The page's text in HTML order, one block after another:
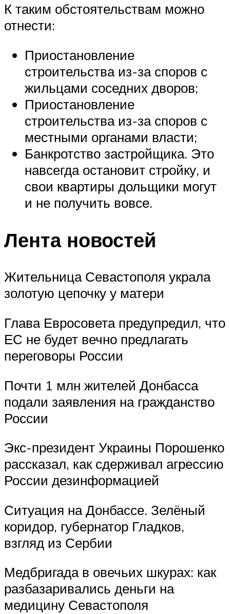
К таким обстоятельствам можно
отнести:
Приостановление
строительства из-за споров с
жильцами соседних дворов;
Приостановление
строительства из-за споров с
местными органами власти;
Банкротство застройщика. Это
навсегда остановит стройку, и
свои квартиры дольщики могут
и не получить вовсе.
Лента новостей
Жительница Севастополя украла
золотую цепочку у матери
Глава Евросовета предупредил, что
ЕС не будет вечно предлагать
переговоры России
Почти 1 млн жителей Донбасса
подали заявления на гражданство
России
Экс-президент Украины Порошенко
рассказал, как сдерживал агрессию
России дезинформацией
Ситуация на Донбассе. Зелёный
коридор, губернатор Гладков,
взгляд из Сербии
Медбригада в овечьих шкурах: как
разбазаривались деньги на
медицину Севастополя